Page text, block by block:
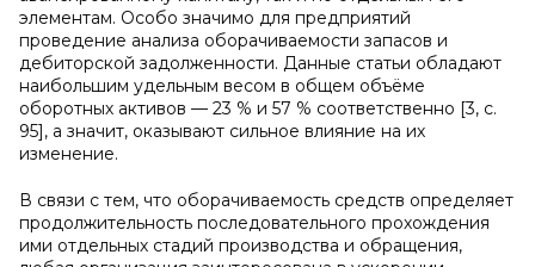
элементам. Особо значимо для предприятий
проведение анализа оборачиваемости запасов и
дебиторской задолженности. Данные статьи обладают
наибольшим удельным весом в общем объёме
оборотных активов — 23 % и 57 % соответственно [3, с.
95], а значит, оказывают сильное влияние на их
изменение.
В связи с тем, что оборачиваемость средств определяет
продолжительность последовательного прохождения
ими отдельных стадий производства и обращения,